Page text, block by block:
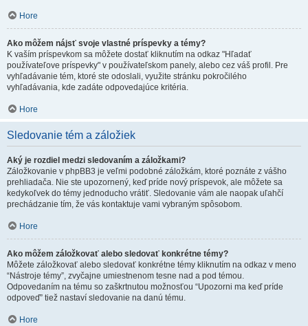
Hore
Ako môžem nájsť svoje vlastné príspevky a témy?
K vaším príspevkom sa môžete dostať kliknutím na odkaz "Hľadať
používateľove príspevky" v používateľskom panely, alebo cez váš profil. Pre
vyhľadávanie tém, ktoré ste odoslali, využite stránku pokročilého
vyhľadávania, kde zadáte odpovedajúce kritéria.
Hore
Sledovanie tém a záložiek
Aký je rozdiel medzi sledovaním a záložkami?
Záložkovanie v phpBB3 je veľmi podobné záložkám, ktoré poznáte z vášho
prehliadača. Nie ste upozornený, keď príde nový príspevok, ale môžete sa
kedykoľvek do témy jednoducho vrátiť. Sledovanie vám ale naopak uľahčí
prechádzanie tím, že vás kontaktuje vami vybraným spôsobom.
Hore
Ako môžem záložkovať alebo sledovať konkrétne témy?
Môžete záložkovať alebo sledovať konkrétne témy kliknutím na odkaz v meno
“Nástroje témy”, zvyčajne umiestnenom tesne nad a pod témou.
Odpovedaním na tému so zaškrtnutou možnosťou “Upozorni ma keď príde
odpoveď” tiež nastaví sledovanie na danú tému.
Hore